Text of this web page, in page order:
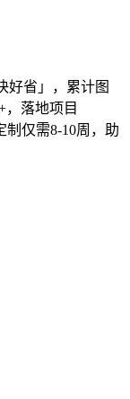
好省」，累计图
，落地项目
制仅需8-10周，助